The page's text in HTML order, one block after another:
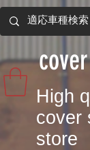
​High
cover
store